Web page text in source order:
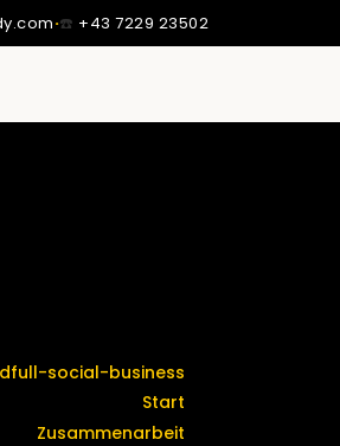
·☎️ +43 7229 23502
Start
Zusammenarbeit